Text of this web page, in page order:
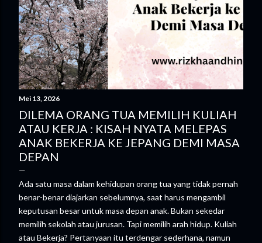
Mei 13, 2026
DILEMA ORANG TUA MEMILIH KULIAH
ATAU KERJA : KISAH NYATA MELEPAS
ANAK BEKERJA KE JEPANG DEMI MASA
DEPAN
Ada satu masa dalam kehidupan orang tua yang tidak pernah
benar-benar diajarkan sebelumnya, saat harus mengambil
keputusan besar untuk masa depan anak. Bukan sekedar
memilih sekolah atau jurusan. Tapi memilih arah hidup. Kuliah
atau Bekerja? Pertanyaan itu terdengar sederhana, namun